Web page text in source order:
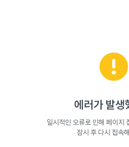
에러가 발생
일시적인 오류로 인해 페이지
잠시 후 다시 접속